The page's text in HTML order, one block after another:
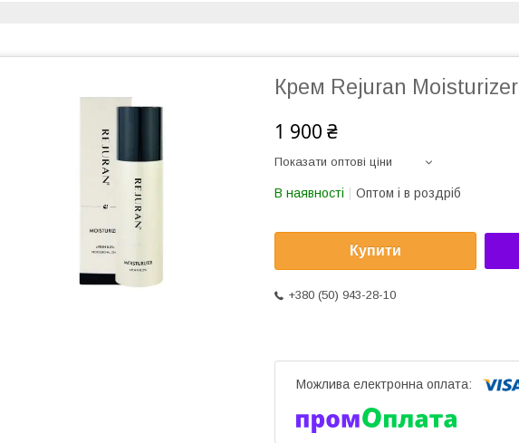
Крем Rejuran Moisturizer
1 900 ₴
Показати оптові ціни
В наявності Оптом і в роздріб
Купити
+380 (50) 943-28-10